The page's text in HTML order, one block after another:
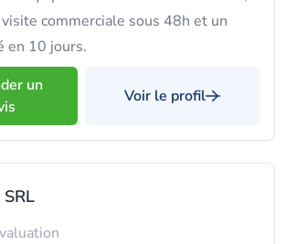
commerciale sous 48h et un
en 10 jours.
un
Voir le profil